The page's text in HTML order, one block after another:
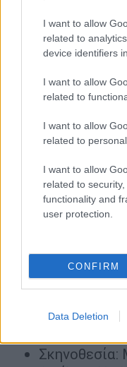
I want to allow
related to
device identifiers
I want to allow
related to
I want to allow
related to
I want to allow
related to
functionality and
user protection.
CONFIRM
Data Deletion
στο παρόν και
πρωταγωνιστών.
Το έργο έχει
γλώσσες και το
Βραβείο Olivier
Θεατρικό Έργο.
Broadway
Gene Hackman
1994
Sigourney
Stuart Wilson.